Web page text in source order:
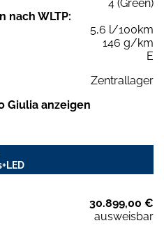
4 (Green)
nach WLTP:
5,6 l/100km
146 g/km
E
Zentrallager
Giulia anzeigen
30.899,00 €
ausweisbar